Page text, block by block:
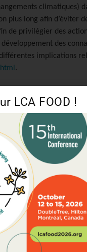
climatiques)
plus long afin d’éviter
de privilégier des
des
implications
.
Cascades
LCA FOOD !